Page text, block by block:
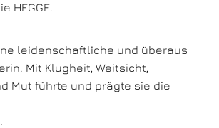
HEGGE.
leidenschaftliche und überaus
Mit Klugheit, Weitsicht,
Mut führte und prägte sie die